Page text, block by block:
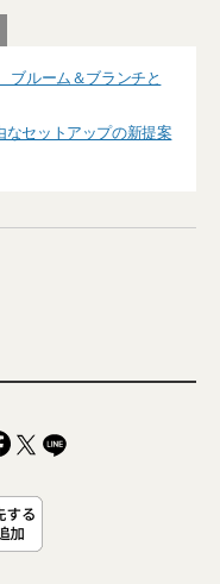
ブルーム＆ブランチと
なセットアップの新提案